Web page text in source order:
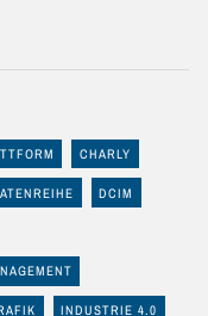
CHARLY
DCIM
INDUSTRIE 4.0